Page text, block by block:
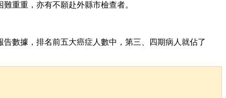
重重，亦有不願赴外縣市檢查者。
告數據，排名前五大癌症人數中，第三、四期病人就佔了